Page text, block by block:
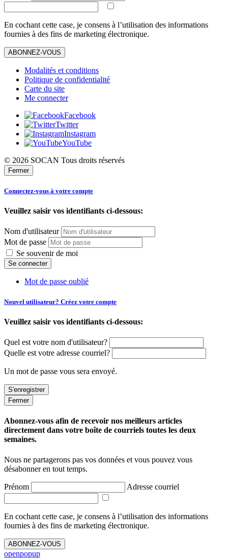
En cochant cette case, je consens à l’utilisation des informations
fournies à des fins de marketing électronique.
ABONNEZ-VOUS
Modalités et conditions
Politique de confidentialité
Carte du site
Me connecter
Facebook
Twitter
Instagram
YouTube
© 2026 SOCAN Tous droits réservés
Fermer
Connectez-vous à votre compte
Veuillez saisir vos identifiants ci-dessous:
Nom d'utilisateur
Mot de passe
Se souvenir de moi
Mot de passe oublié
Nouvel utilisateur? Créez votre compte
Veuillez saisir vos identifiants ci-dessous:
Quel est votre nom d'utilisateur?
Quelle est votre adresse courriel?
Un mot de passe vous sera envoyé.
Fermer
Abonnez-vous afin de recevoir nos meilleurs articles
directement dans votre boîte de courriels toutes les deux
semaines.
Nous ne partagerons pas vos données et vous pouvez vous
désabonner en tout temps.
Prénom Adresse courriel
En cochant cette case, je consens à l’utilisation des informations
fournies à des fins de marketing électronique.
ABONNEZ-VOUS
openpopup